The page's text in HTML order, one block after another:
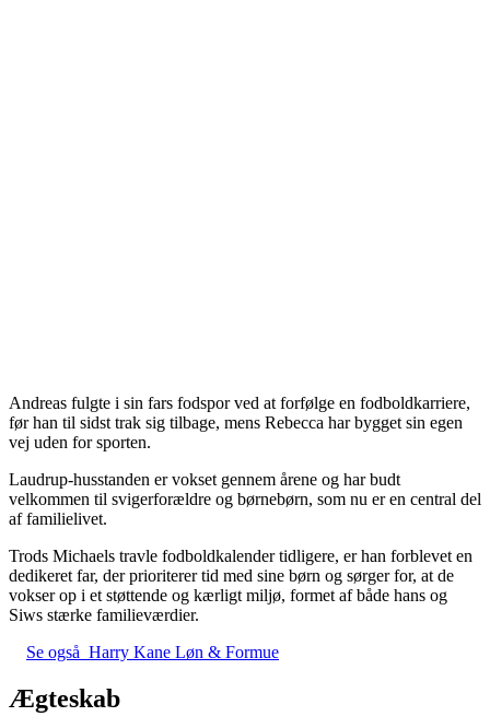
Andreas fulgte i sin fars fodspor ved at forfølge en fodboldkarriere,
før han til sidst trak sig tilbage, mens Rebecca har bygget sin egen
vej uden for sporten.
Laudrup-husstanden er vokset gennem årene og har budt
velkommen til svigerforældre og børnebørn, som nu er en central del
af familielivet.
Trods Michaels travle fodboldkalender tidligere, er han forblevet en
dedikeret far, der prioriterer tid med sine børn og sørger for, at de
vokser op i et støttende og kærligt miljø, formet af både hans og
Siws stærke familieværdier.
Se også Harry Kane Løn & Formue
Ægteskab